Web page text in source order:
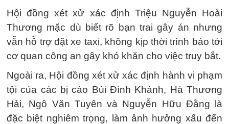
Hội đồng xét xử xác định Triệu Nguyễn Hoài
Thương mặc dù biết rõ bạn trai gây án nhưng
vẫn hỗ trợ đặt xe taxi, không kịp thời trình báo tới
cơ quan công an gây khó khăn cho việc truy bắt.
Ngoài ra, Hội đồng xét xử xác định hành vi phạm
tội của các bị cáo Bùi Đình Khánh, Hà Thương
Hải, Ngô Văn Tuyên và Nguyễn Hữu Đằng là
đặc biệt nghiêm trọng, làm ảnh hưởng xấu đến